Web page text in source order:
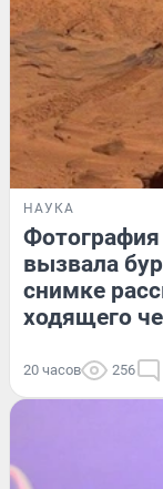
НАУКА
вызвала
снимке
ходящего
20 часов 256